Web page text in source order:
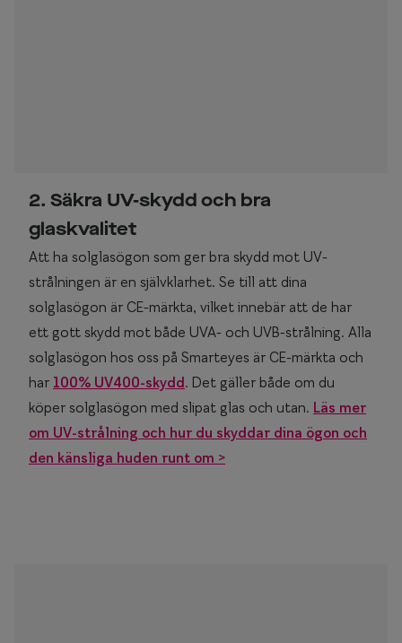
2. Säkra UV-skydd och bra
glaskvalitet
Att ha solglasögon som ger bra skydd mot UV-
strålningen är en självklarhet. Se till att dina
solglasögon är CE-märkta, vilket innebär att de har
ett gott skydd mot både UVA- och UVB-strålning. Alla
solglasögon hos oss på Smarteyes är CE-märkta och
har 100% UV400-skydd. Det gäller både om du
köper solglasögon med slipat glas och utan. Läs mer
om UV-strålning och hur du skyddar dina ögon och
den känsliga huden runt om >